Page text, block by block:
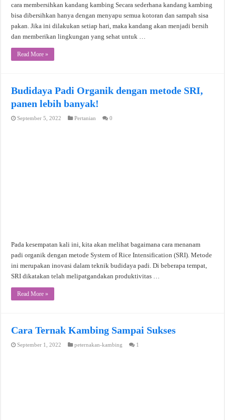
cara membersihkan kandang kambing Secara sederhana kandang kambing
bisa dibersihkan hanya dengan menyapu semua kotoran dan sampah sisa
pakan. Jika ini dilakukan setiap hari, maka kandang akan menjadi bersih
dan memberikan lingkungan yang sehat untuk …
Read More »
Budidaya Padi Organik dengan metode SRI,
panen lebih banyak!
September 5, 2022 Pertanian 0
Pada kesempatan kali ini, kita akan melihat bagaimana cara menanam
padi organik dengan metode System of Rice Intensification (SRI). Metode
ini merupakan inovasi dalam teknik budidaya padi. Di beberapa tempat,
SRI dikatakan telah melipatgandakan produktivitas …
Read More »
Cara Ternak Kambing Sampai Sukses
September 1, 2022 peternakan-kambing 1